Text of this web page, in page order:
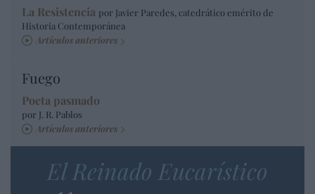
La Resistencia por Javier Paredes, catedrático emérito de
Historia Contemporánea
Artículos anteriores
Fuego
Poeta pasmado
por J. R. Pablos
Artículos anteriores
El Reinado Eucarístico